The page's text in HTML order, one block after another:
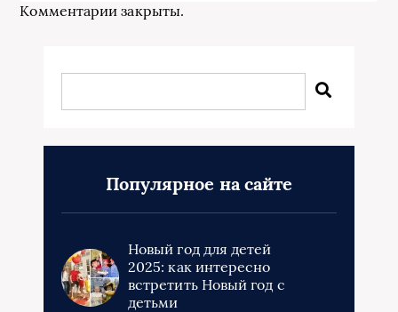
Комментарии закрыты.
Популярное на сайте
Новый год для детей
2025: как интересно
встретить Новый год с
детьми